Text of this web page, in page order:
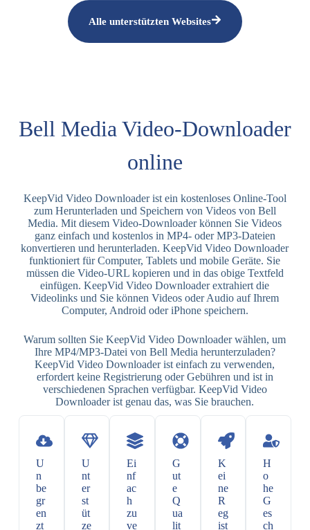
Alle unterstützten Websites
Bell Media Video-Downloader
online
KeepVid Video Downloader ist ein kostenloses Online-Tool
zum Herunterladen und Speichern von Videos von Bell
Media. Mit diesem Video-Downloader können Sie Videos
ganz einfach und kostenlos in MP4- oder MP3-Dateien
konvertieren und herunterladen. KeepVid Video Downloader
funktioniert für Computer, Tablets und mobile Geräte. Sie
müssen die Video-URL kopieren und in das obige Textfeld
einfügen. KeepVid Video Downloader extrahiert die
Videolinks und Sie können Videos oder Audio auf Ihrem
Computer, Android oder iPhone speichern.
Warum sollten Sie KeepVid Video Downloader wählen, um
Ihre MP4/MP3-Datei von Bell Media herunterzuladen?
KeepVid Video Downloader ist einfach zu verwenden,
erfordert keine Registrierung oder Gebühren und ist in
verschiedenen Sprachen verfügbar. KeepVid Video
Downloader ist genau das, was Sie brauchen.
U
n
be
gr
en
zt
U
nt
er
st
üt
ze
Ei
nf
ac
h
zu
ve
G
ut
e
Q
ua
lit
K
ei
ne
R
eg
ist
H
o
he
G
es
ch